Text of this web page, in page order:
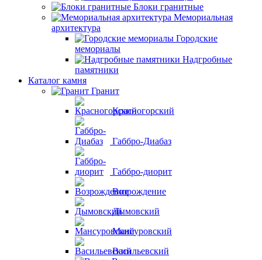
Блоки гранитные
Мемориальная
архитектура
Городские
мемориалы
Надгробные
памятники
Каталог камня
Гранит
Красногорский
Габбро-Диабаз
Габбро-диорит
Возрождение
Дымовский
Мансуровский
Васильевский